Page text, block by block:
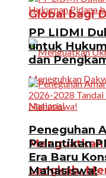
Global bagi
Menguatkan
Langkah,
PP LIDMI
untuk
dan
Peneguhan
Pelantikan
Era Baru
Mahasiswa!